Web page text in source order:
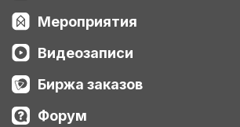
Мероприятия
Видеозаписи
Биржа заказов
Форум